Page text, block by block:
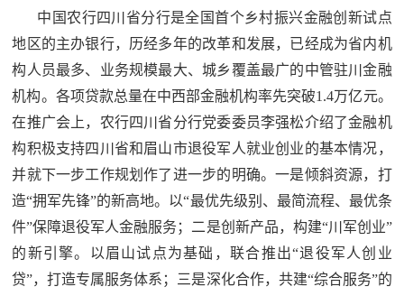
中国农行四川省分行是全国首个乡村振兴金融创新试点
地区的主办银行，历经多年的改革和发展，已经成为省内机
构人员最多、业务规模最大、城乡覆盖最广的中管驻川金融
机构。各项贷款总量在中西部金融机构率先突破1.4万亿元。
在推广会上，农行四川省分行党委委员李强松介绍了金融机
构积极支持四川省和眉山市退役军人就业创业的基本情况，
并就下一步工作规划作了进一步的明确。一是倾斜资源，打
造“拥军先锋”的新高地。以“最优先级别、最简流程、最优条
件”保障退役军人金融服务；二是创新产品，构建“川军创业”
的新引擎。以眉山试点为基础，联合推出“退役军人创业
贷”，打造专属服务体系；三是深化合作，共建“综合服务”的